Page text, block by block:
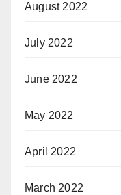
August 2022
July 2022
June 2022
May 2022
April 2022
March 2022